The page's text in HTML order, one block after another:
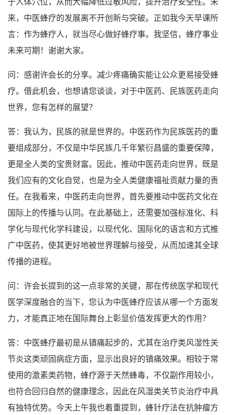
来，中医蜂疗的发展离不开创新与突破。正如我今天早课所
言：作为蜂疗人，就当尽心做好蜂疗事。我坚信，蜂疗事业
未来可期！谢谢大家。
问：感谢许会长的分享。减少疼痛确实能让公众更易接受蜂
疗。借此机会，也想请您谈谈，对于中医药、民族医药走向
世界，您有怎样的展望？
答：我认为，民族的就是世界的。中医药作为民族医药的重
要组成部分，不仅是中华民族几千年繁衍昌盛的重要保障，
更是全人类的宝贵财富。因此，推动中医药走向世界，既是
我们应有的文化自觉，也是为全人类健康福祉贡献力量的责
任。在我看来，中医药走向世界，首先要推动中医药文化在
国际上的传播与认同。在此基础上，还需要加强标准化、科
学化与现代化学科建设，以现代化、国际化的语言和方式推
广中医药，使其更好地被世界理解与接受，从而加速其全球
传播的进程。
问：许会长提到的这一点非常的关键，那在传统医学和现代
医学深度融合的当下，您认为中医蜂疗应该从哪一个方面发
力，才能真正地在国际舞台上彰显价值发挥更大的作用？
答：中医蜂疗最初是从镇痛起步的，尤其在治疗类风湿性关
节炎这类顽固病症方面，显示出良好的镇痛效果。相较于常
使用的激素类药物，蜂疗源于天然蜂毒，不仅副作用较小，
也符合回归自然的健康理念，因此在风湿类关节炎治疗中具
有独特优势。今天上午我也着重提到，蜂针疗法在抗肿瘤方